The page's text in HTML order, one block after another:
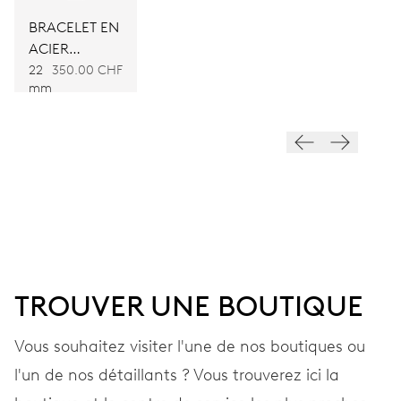
Remontage automatique
VIBRATIONS
BRACELET Caoutchouc
GARANTIE 2 années
BRACELET EN
ACIER
INOXYDABLE
22
mm
350.00 CHF
TROUVER UNE BOUTIQUE
Vous souhaitez visiter l'une de nos boutiques ou
l'un de nos détaillants ? Vous trouverez ici la